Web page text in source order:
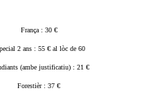
França : 30 €
2 ans : 55 € al lòc de 60
(ambe justificatiu) : 21 €
Forestièr : 37 €